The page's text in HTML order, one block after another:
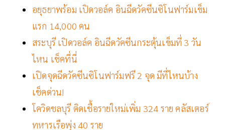
อยุธยาพร้อม เปิดวอล์ค อินฉีดวัคซีนซิโนฟาร์มเข็ม
แรก 14,000 คน
สระบุรี เปิดวอล์ค อินฉีดวัคซีนกระตุ้นเข็มที่ 3 วัน
ไหน เช็คที่นี่
เปิดจุดฉีดวัคซีนซิโนฟาร์มฟรี 2 จุด มีที่ไหนบ้าง
เช็คด่วน!
โควิดชลบุรี ติดเชื้อรายใหม่เพิ่ม 324 ราย คลัสเตอร์
ทหารเรือพุ่ง 40 ราย